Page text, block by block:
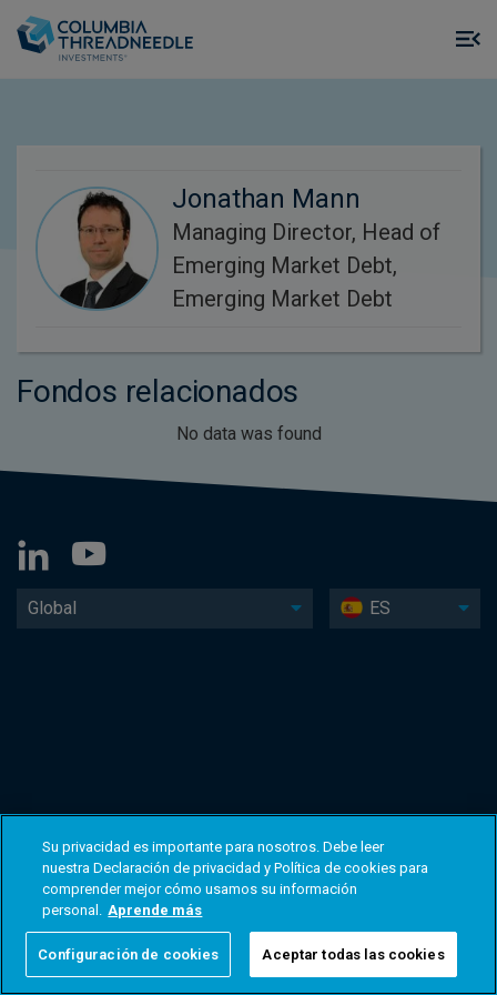
Jonathan Mann
Managing Director, Head of
Emerging Market Debt,
Emerging Market Debt
Fondos relacionados
No data was found
Global ES
Su privacidad es importante para nosotros. Debe leer
nuestra Declaración de privacidad y Política de cookies para
comprender mejor cómo usamos su información
personal. Aprende más
Configuración de cookies Aceptar todas las cookies